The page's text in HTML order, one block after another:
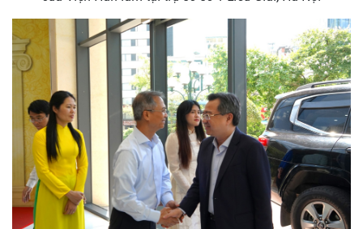
Đồng chí Nguyễn Thanh Nghị và đoàn công tác tham quan
Thư viện Khoa học xã hội - kho tư liệu quý khoa học xã hội
của Viện Hàn lâm tại trụ sở số 1 Liễu Giai, Hà Nội